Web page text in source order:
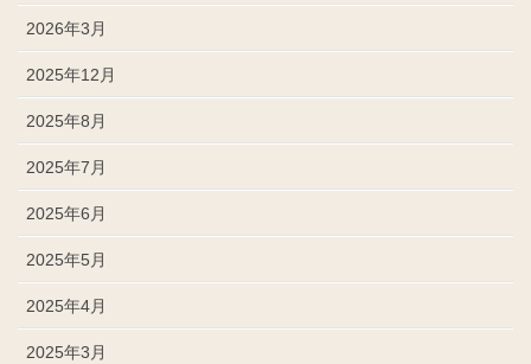
2026年3月
2025年12月
2025年8月
2025年7月
2025年6月
2025年5月
2025年4月
2025年3月